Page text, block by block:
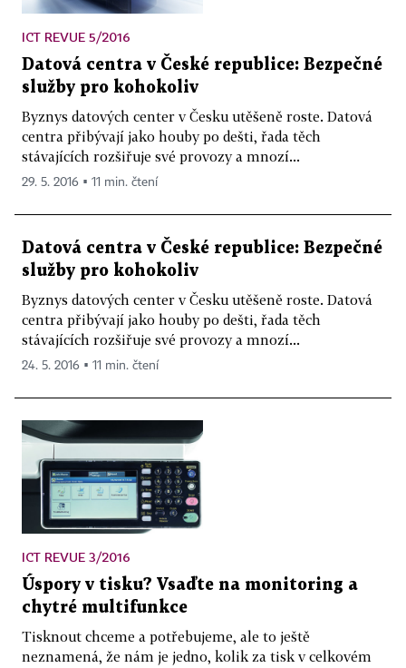
ICT REVUE 5/2016
Datová centra v České republice: Bezpečné
služby pro kohokoliv
Byznys datových center v Česku utěšeně roste. Datová
centra přibývají jako houby po dešti, řada těch
stávajících rozšiřuje své provozy a mnozí...
29. 5. 2016 ▪ 11 min. čtení
Datová centra v České republice: Bezpečné
služby pro kohokoliv
Byznys datových center v Česku utěšeně roste. Datová
centra přibývají jako houby po dešti, řada těch
stávajících rozšiřuje své provozy a mnozí...
24. 5. 2016 ▪ 11 min. čtení
ICT REVUE 3/2016
Úspory v tisku? Vsaďte na monitoring a
chytré multifunkce
Tisknout chceme a potřebujeme, ale to ještě
neznamená, že nám je jedno, kolik za tisk v celkovém